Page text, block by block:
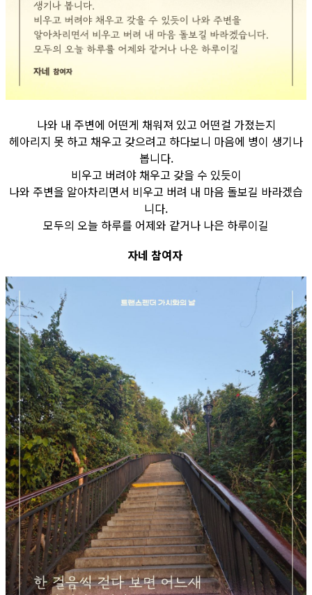
나와 내 주변에 어떤게 채워져 있고 어떤걸 가졌는지
헤아리지 못 하고 채우고 갖으려고 하다보니 마음에 병이 생기나
봅니다.
비우고 버려야 채우고 갖을 수 있듯이
나와 주변을 알아차리면서 비우고 버려 내 마음 돌보길 바라겠습
니다.
모두의 오늘 하루를 어제와 같거나 나은 하루이길
자네 참여자